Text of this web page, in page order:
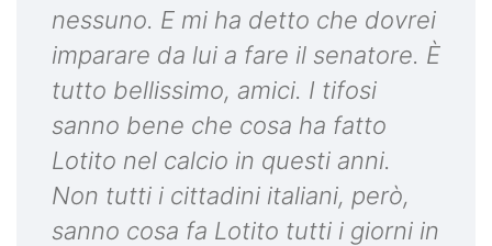
nessuno. E mi ha detto che dovrei
imparare da lui a fare il senatore. È
tutto bellissimo, amici. I tifosi
sanno bene che cosa ha fatto
Lotito nel calcio in questi anni.
Non tutti i cittadini italiani, però,
sanno cosa fa Lotito tutti i giorni in